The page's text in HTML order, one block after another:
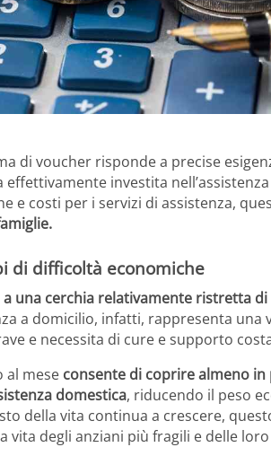
di voucher risponde a precise
investita
e costi per i servizi di assistenza,
di difficoltà economiche
una cerchia relativamente ristretta
a domicilio, infatti, rappresenta una
e necessita di cure e supporto
al mese consente di coprire almeno
domestica, riducendo il peso
della vita continua a crescere,
vita degli anziani più fragili e delle